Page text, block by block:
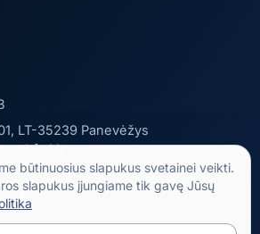
LT-35239 Panevėžys
būtinuosius slapukus svetainei veikti.
slapukus įjungiame tik gavę Jūsų